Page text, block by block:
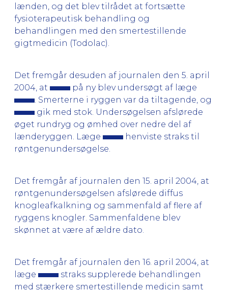
lænden, og det blev tilrådet at fortsætte
fysioterapeutisk behandling og
behandlingen med den smertestillende
gigtmedicin (Todolac).
Det fremgår desuden af journalen den 5. april
2004, at
på ny blev undersøgt af læge
. Smerterne i ryggen var da tiltagende, og
gik med stok. Undersøgelsen afslørede
øget rundryg og ømhed over nedre del af
lænderyggen. Læge
henviste straks til
røntgenundersøgelse.
Det fremgår af journalen den 15. april 2004, at
røntgenundersøgelsen afslørede diffus
knogleafkalkning og sammenfald af flere af
ryggens knogler. Sammenfaldene blev
skønnet at være af ældre dato.
Det fremgår af journalen den 16. april 2004, at
læge
straks supplerede behandlingen
med stærkere smertestillende medicin samt